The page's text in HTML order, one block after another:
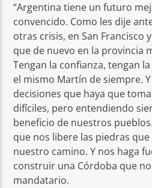
“Argentina tiene un futuro
convencido. Como les dije
otras crisis, en San Francisco
que de nuevo en la provincia
Tengan la confianza, tengan
el mismo Martín de siempre.
decisiones que haya que
difíciles, pero entendiendo
beneficio de nuestros
que nos libere las piedras
nuestro camino. Y nos haga
construir una Córdoba que no
mandatario.